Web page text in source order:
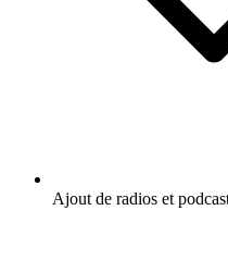
Ajout de radios et